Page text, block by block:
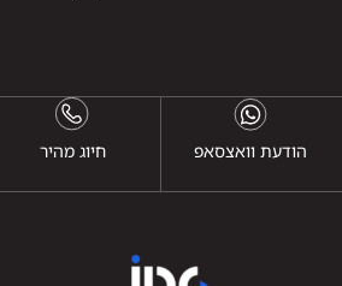
הודעת וואצסאפ חיוג מהיר